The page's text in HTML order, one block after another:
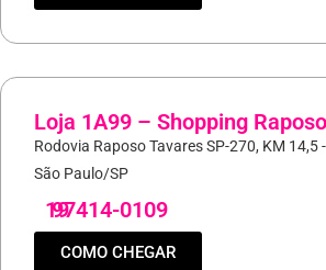
Loja 1A99 – Shopping Raposo
Rodovia Raposo Tavares SP-270, KM 14,5
São Paulo/SP
19
97414-0109
COMO CHEGAR